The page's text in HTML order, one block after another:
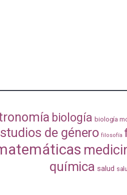
biología biología
de género filosofía
química salud